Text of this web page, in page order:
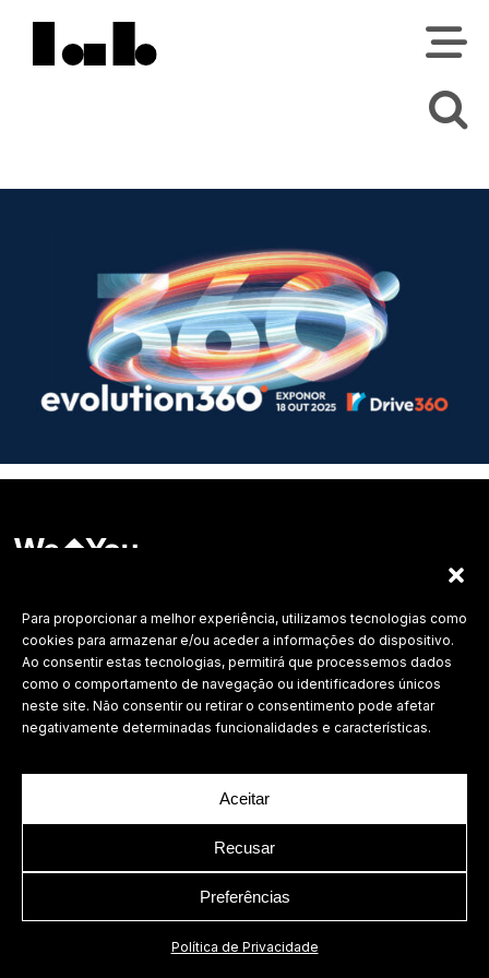
Para proporcionar a melhor experiência, utilizamos tecnologias como
cookies para armazenar e/ou aceder a informações do dispositivo.
Ao consentir estas tecnologias, permitirá que processemos dados
como o comportamento de navegação ou identificadores únicos
neste site. Não consentir ou retirar o consentimento pode afetar
negativamente determinadas funcionalidades e características.
Aceitar
Recusar
Preferências
Política de Privacidade
©2026 Todos os direitos reservados.
Política de Privacidade